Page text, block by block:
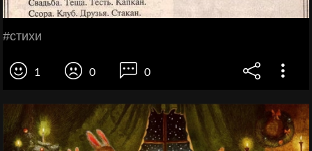
#стихи
1 0 0